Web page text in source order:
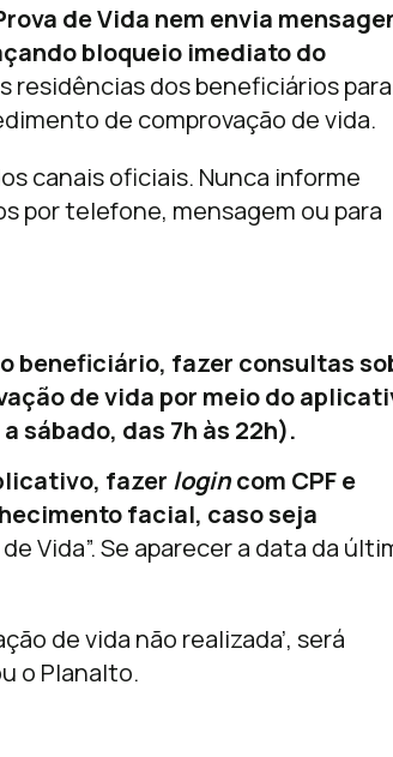
de Vida nem envia
bloqueio imediato do
residências dos beneficiários para
de comprovação de vida.
canais oficiais. Nunca informe
por telefone, mensagem ou para
beneficiário, fazer consultas
de vida por meio do
sábado, das 7h às 22h).
fazer logincom CPF e
facial, caso seja
Vida”. Se aparecer a data da
de vida não realizada’, será
o Planalto.